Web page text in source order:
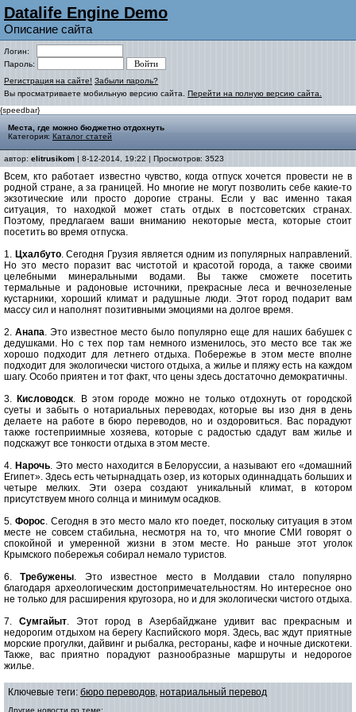
Datalife Engine Demo
Описание сайта
Логин:
Пароль:
Регистрация на сайте! Забыли пароль?
Вы просматриваете мобильную версию сайта. Перейти на полную версию сайта.
{speedbar}
Места, где можно бюджетно отдохнуть
Категория: Каталог статей
автор: elitrusikom | 8-12-2014, 19:22 | Просмотров: 3523
Всем, кто работает известно чувство, когда отпуск хочется провести не в
родной стране, а за границей. Но многие не могут позволить себе какие-то
экзотические или просто дорогие страны. Если у вас именно такая
ситуация, то находкой может стать отдых в постсоветских странах.
Поэтому, предлагаем ваши вниманию некоторые места, которые стоит
посетить во время отпуска.
1. Цхалбуто. Сегодня Грузия является одним из популярных направлений.
Но это место поразит вас чистотой и красотой города, а также своими
целебными минеральными водами. Вы также сможете посетить
термальные и радоновые источники, прекрасные леса и вечнозеленые
кустарники, хороший климат и радушные люди. Этот город подарит вам
массу сил и наполнят позитивными эмоциями на долгое время.
2. Анапа. Это известное место было популярно еще для наших бабушек с
дедушками. Но с тех пор там немного изменилось, это место все так же
хорошо подходит для летнего отдыха. Побережье в этом месте вполне
подходит для экологически чистого отдыха, а жилье и пляжу есть на каждом
шагу. Особо приятен и тот факт, что цены здесь достаточно демократичны.
3. Кисловодск. В этом городе можно не только отдохнуть от городской
суеты и забыть о нотариальных переводах, которые вы изо дня в день
делаете на работе в бюро переводов, но и оздоровиться. Вас порадуют
также гостеприимные хозяева, которые с радостью сдадут вам жилье и
подскажут все тонкости отдыха в этом месте.
4. Нарочь. Это место находится в Белоруссии, а называют его «домашний
Египет». Здесь есть четырнадцать озер, из которых одиннадцать больших и
четыре мелких. Эти озера создают уникальный климат, в котором
присутствуем много солнца и минимум осадков.
5. Форос. Сегодня в это место мало кто поедет, поскольку ситуация в этом
месте не совсем стабильна, несмотря на то, что многие СМИ говорят о
спокойной и умеренной жизни в этом месте. Но раньше этот уголок
Крымского побережья собирал немало туристов.
6.Требужены. Это известное место в Молдавии стало популярно
благодаря археологическим достопримечательностям. Но интересное оно
не только для расширения кругозора, но и для экологически чистого отдыха.
7. Сумгайыт. Этот город в Азербайджане удивит вас прекрасным и
недорогим отдыхом на берегу Каспийского моря. Здесь, вас ждут приятные
морские прогулки, дайвинг и рыбалка, рестораны, кафе и ночные дискотеки.
Также, вас приятно порадуют разнообразные маршруты и недорогое
жилье.
Ключевые теги: бюро переводов, нотариальный перевод
Другие новости по теме: